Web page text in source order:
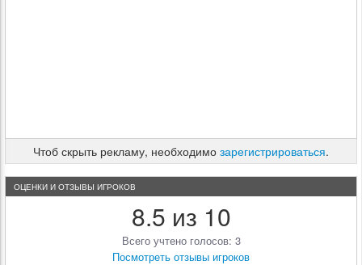
Чтоб скрыть рекламу, необходимо зарегистрироваться.
ОЦЕНКИ И ОТЗЫВЫ ИГРОКОВ
8.5 из 10
Всего учтено голосов: 3
Посмотреть отзывы игроков